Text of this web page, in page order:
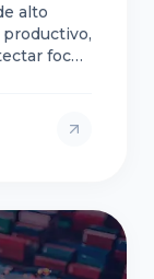
alto
focos